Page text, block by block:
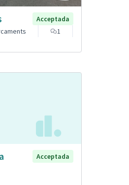
Acceptada
1
Acceptada